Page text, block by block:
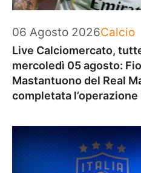
06 Agosto 2026Calcio
Live Calciomercato,
mercoledì 05 agosto:
Mastantuono del Real
completata